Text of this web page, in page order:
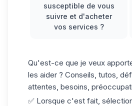
susceptible de vous
suivre et d'acheter
vos services ?
Qu'est-ce que je veux
les aider ? Conseils, tutos,
attentes, besoins,
✅ Lorsque c'est fait,